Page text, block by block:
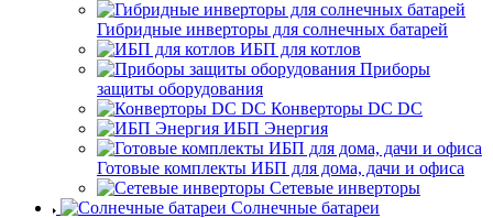
Гибридные инверторы для солнечных батарей
ИБП для котлов
Приборы
защиты оборудования
Конверторы DC DC
ИБП Энергия
Готовые комплекты ИБП для дома, дачи и офиса
Сетевые инверторы
Солнечные батареи